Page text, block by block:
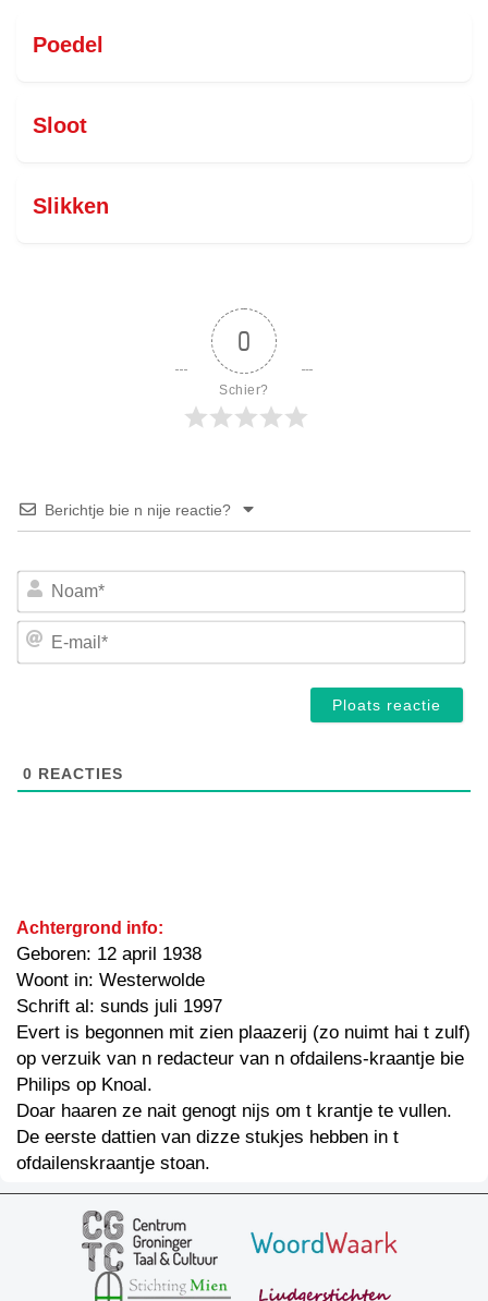
Poedel
Sloot
Slikken
0
Schier?
Berichtje bie n nije reactie?
E-
0 REACTIES
Achtergrond info:
Geboren: 12 april 1938
Woont in: Westerwolde
Schrift al: sunds juli 1997
Evert is begonnen mit zien plaazerij (zo nuimt hai t zulf)
op verzuik van n redacteur van n ofdailens-kraantje bie
Philips op Knoal.
Doar haaren ze nait genogt nijs om t krantje te vullen.
De eerste dattien van dizze stukjes hebben in t
ofdailenskraantje stoan.